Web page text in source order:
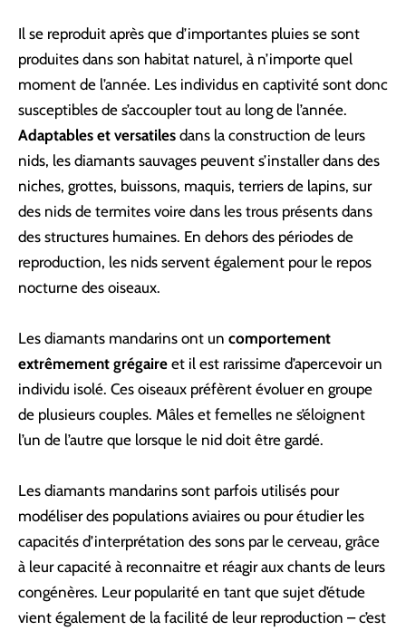
Il se reproduit après que d’importantes pluies se sont
produites dans son habitat naturel, à n’importe quel
moment de l’année. Les individus en captivité sont donc
susceptibles de s’accoupler tout au long de l’année.
Adaptables et versatiles dans la construction de leurs
nids, les diamants sauvages peuvent s’installer dans des
niches, grottes, buissons, maquis, terriers de lapins, sur
des nids de termites voire dans les trous présents dans
des structures humaines. En dehors des périodes de
reproduction, les nids servent également pour le repos
nocturne des oiseaux.
Les diamants mandarins ont un comportement
extrêmement grégaire et il est rarissime d’apercevoir un
individu isolé. Ces oiseaux préfèrent évoluer en groupe
de plusieurs couples. Mâles et femelles ne s’éloignent
l’un de l’autre que lorsque le nid doit être gardé.
Les diamants mandarins sont parfois utilisés pour
modéliser des populations aviaires ou pour étudier les
capacités d’interprétation des sons par le cerveau, grâce
à leur capacité à reconnaitre et réagir aux chants de leurs
congénères. Leur popularité en tant que sujet d’étude
vient également de la facilité de leur reproduction – c’est